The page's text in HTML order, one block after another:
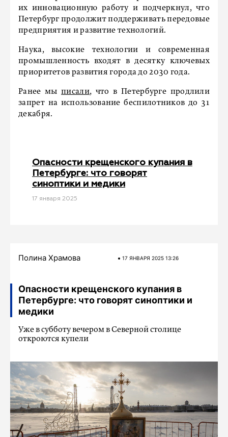
их инновационную работу и подчеркнул, что
Петербург продолжит поддерживать передовые
предприятия и развитие технологий.
Наука, высокие технологии и современная
промышленность входят в десятку ключевых
приоритетов развития города до 2030 года.
Ранее мыписали, что в Петербурге продлили
запрет на использование беспилотников до 31
декабря.
Опасности крещенского купания в
Петербурге: что говорят
синоптики и медики
17 января 2025
Полина Храмова 17 ЯНВАРЯ 2025 13:26
Опасности крещенского купания в
Петербурге: что говорят синоптики и
медики
Уже в субботу вечером в Северной столице
откроются купели